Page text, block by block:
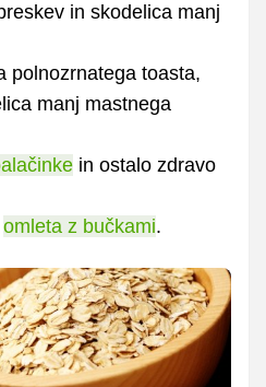
in skodelica manj
polnozrnatega toasta,
manj mastnega
in ostalo zdravo
omleta z bučkami.